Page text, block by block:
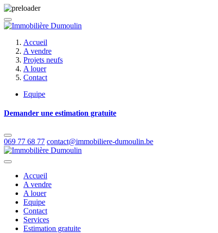
Accueil
A vendre
Projets neufs
A louer
Contact
Equipe
Demander une estimation gratuite
069 77 68 77 contact@immobiliere-dumoulin.be
Accueil
A vendre
A louer
Equipe
Contact
Services
Estimation gratuite